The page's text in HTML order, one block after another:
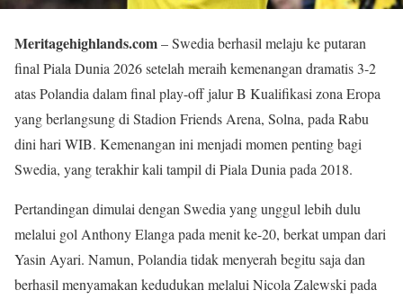
Meritagehighlands.com– Swedia berhasil melaju ke putaran
final Piala Dunia 2026 setelah meraih kemenangan dramatis 3-2
atas Polandia dalam final play-off jalur B Kualifikasi zona Eropa
yang berlangsung di Stadion Friends Arena, Solna, pada Rabu
dini hari WIB. Kemenangan ini menjadi momen penting bagi
Swedia, yang terakhir kali tampil di Piala Dunia pada 2018.
Pertandingan dimulai dengan Swedia yang unggul lebih dulu
melalui gol Anthony Elanga pada menit ke-20, berkat umpan dari
Yasin Ayari. Namun, Polandia tidak menyerah begitu saja dan
berhasil menyamakan kedudukan melalui Nicola Zalewski pada